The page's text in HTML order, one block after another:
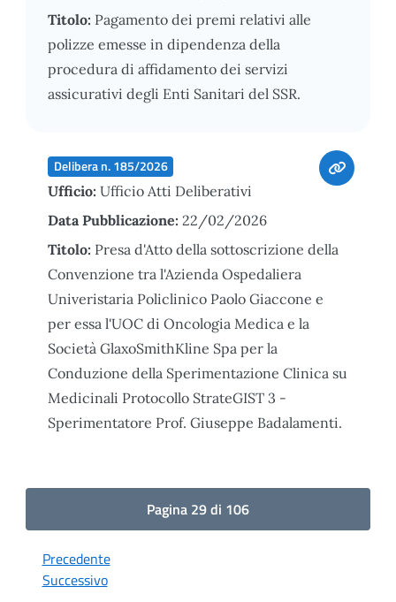
Titolo: Pagamento dei premi relativi alle
polizze emesse in dipendenza della
procedura di affidamento dei servizi
assicurativi degli Enti Sanitari del SSR.
Delibera n. 185/2026
Ufficio: Ufficio Atti Deliberativi
Data Pubblicazione: 22/02/2026
Titolo: Presa d'Atto della sottoscrizione della
Convenzione tra l'Azienda Ospedaliera
Univeristaria Policlinico Paolo Giaccone e
per essa l'UOC di Oncologia Medica e la
Società GlaxoSmithKline Spa per la
Conduzione della Sperimentazione Clinica su
Medicinali Protocollo StrateGIST 3 -
Sperimentatore Prof. Giuseppe Badalamenti.
Pagina 29 di 106
Precedente
Successivo